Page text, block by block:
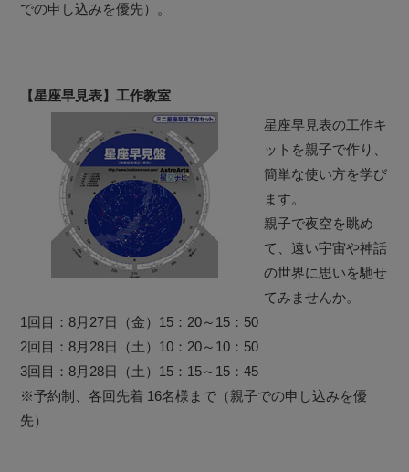
での申し込みを優先）。
【星座早見表】工作教室
星座早見表の工作キ
ットを親子で作り、
簡単な使い方を学び
ます。
親子で夜空を眺め
て、遠い宇宙や神話
の世界に思いを馳せ
てみませんか。
1回目：8月27日（金）15：20～15：50
2回目：8月28日（土）10：20～10：50
3回目：8月28日（土）15：15～15：45
※予約制、各回先着 16名様まで（親子での申し込みを優
先）